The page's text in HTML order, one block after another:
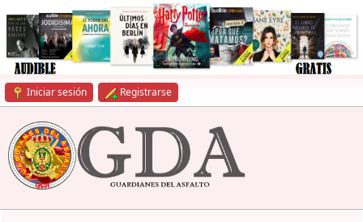
Iniciar sesión Registrarse